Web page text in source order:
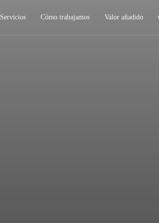
Servicios Cómo trabajamos Valor añadido